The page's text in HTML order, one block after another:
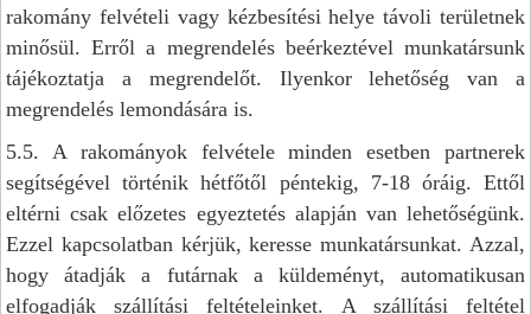
rakomány felvételi vagy kézbesítési helye távoli területnek
minősül. Erről a megrendelés beérkeztével munkatársunk
tájékoztatja a megrendelőt. Ilyenkor lehetőség van a
megrendelés lemondására is.
5.5. A rakományok felvétele minden esetben partnerek
segítségével történik hétfőtől péntekig, 7-18 óráig. Ettől
eltérni csak előzetes egyeztetés alapján van lehetőségünk.
Ezzel kapcsolatban kérjük, keresse munkatársunkat. Azzal,
hogy átadják a futárnak a küldeményt, automatikusan
elfogadják szállítási feltételeinket. A szállítási feltétel